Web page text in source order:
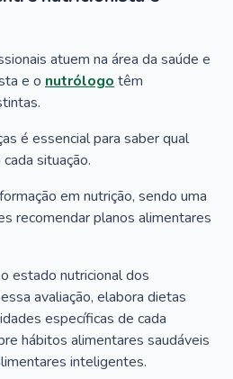
atuem na área da saúde e
e o nutrólogotêm
é essencial para saber qual
situação.
em nutrição, sendo uma
recomendar planos alimentares
estado nutricional dos
avaliação, elabora dietas
específicas de cada
hábitos alimentares saudáveis
inteligentes.